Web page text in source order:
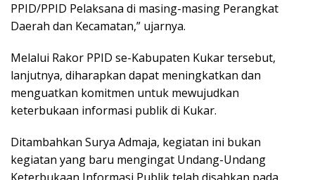
PPID/PPID Pelaksana di masing-masing Perangkat
Daerah dan Kecamatan,” ujarnya.
Melalui Rakor PPID se-Kabupaten Kukar tersebut,
lanjutnya, diharapkan dapat meningkatkan dan
menguatkan komitmen untuk mewujudkan
keterbukaan informasi publik di Kukar.
Ditambahkan Surya Admaja, kegiatan ini bukan
kegiatan yang baru mengingat Undang-Undang